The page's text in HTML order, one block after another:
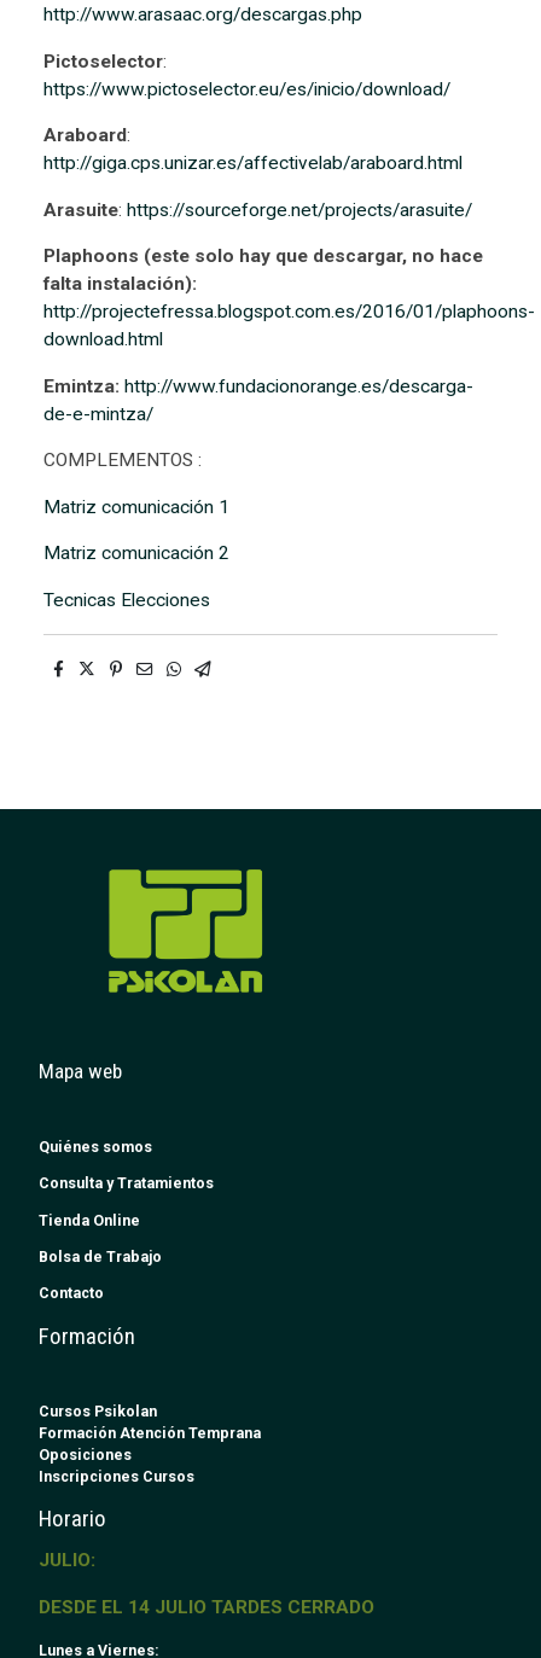
http://www.arasaac.org/descargas.php
Pictoselector:
https://www.pictoselector.eu/es/inicio/download/
Araboard:
http://giga.cps.unizar.es/affectivelab/araboard.html
Arasuite: https://sourceforge.net/projects/arasuite/
Plaphoons (este solo hay que descargar, no hace
falta instalación):
http://projectefressa.blogspot.com.es/2016/01/plaphoons-
download.html
Emintza: http://www.fundacionorange.es/descarga-
de-e-mintza/
COMPLEMENTOS :
Matriz comunicación 1
Matriz comunicación 2
Tecnicas Elecciones
Mapa web
Quiénes somos
Consulta y Tratamientos
Tienda Online
Bolsa de Trabajo
Contacto
Formación
Cursos Psikolan
Formación Atención Temprana
Oposiciones
Inscripciones Cursos
Horario
JULIO:
DESDE EL 14 JULIO TARDES CERRADO
Lunes a Viernes: